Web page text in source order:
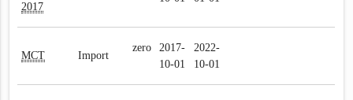
2017
MCT Import
zero
2017-
10-01
2022-
10-01